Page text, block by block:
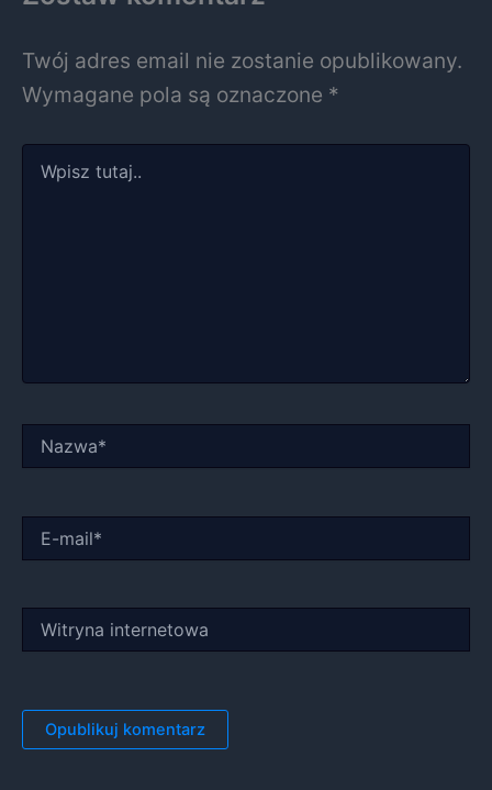
Twój adres email nie zostanie opublikowany.
Wymagane pola są oznaczone *
tutaj..
mail*
internetowa